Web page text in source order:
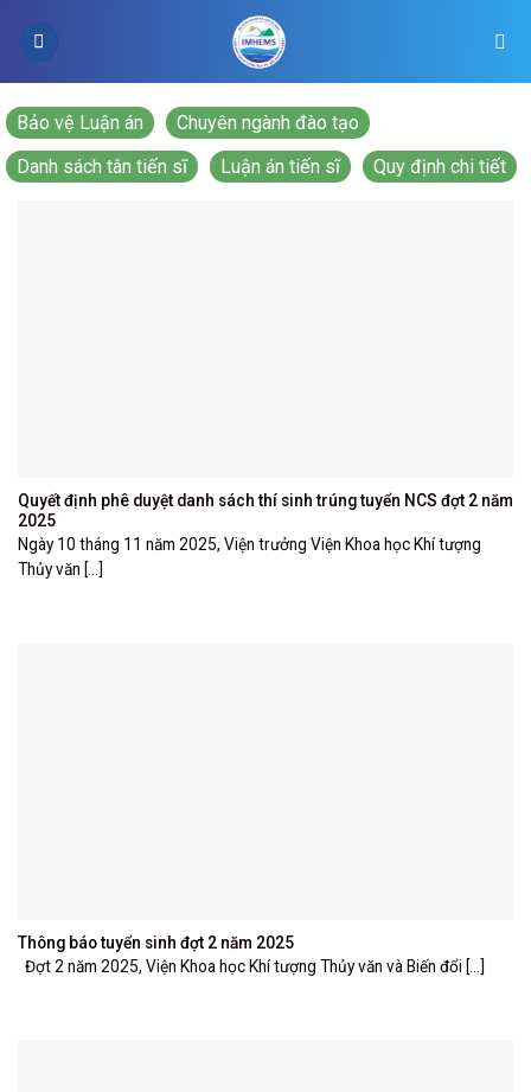
Bảo vệ Luận án
Chuyên ngành đào tạo
Danh sách tân tiến sĩ
Luận án tiến sĩ Quy định chi tiết
Quyết định phê duyệt danh sách thí sinh trúng tuyển NCS đợt 2 năm
2025
Ngày 10 tháng 11 năm 2025, Viện trưởng Viện Khoa học Khí tượng
Thủy văn [...]
Thông báo tuyển sinh đợt 2 năm 2025
Đợt 2 năm 2025, Viện Khoa học Khí tượng Thủy văn và Biến đổi [...]